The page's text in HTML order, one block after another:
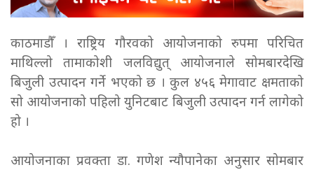
काठमाडौँ । राष्ट्रिय गौरवको आयोजनाको रुपमा परिचित
माथिल्लो तामाकोशी जलविद्युत् आयोजनाले सोमबारदेखि
बिजुली उत्पादन गर्ने भएको छ । कुल ४५६ मेगावाट क्षमताको
सो आयोजनाको पहिलो युनिटबाट बिजुली उत्पादन गर्न लागेको
हो ।
आयोजनाका प्रवक्ता डा. गणेश न्यौपानेका अनुसार सोमबार